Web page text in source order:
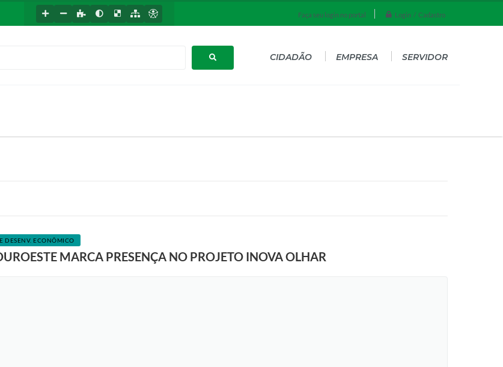
Faça seu login no portal Login / Cadastro
CIDADÃO EMPRESA SERVIDOR
DESENV. ECONÔMICO
MARCA PRESENÇA NO PROJETO INOVA OLHAR